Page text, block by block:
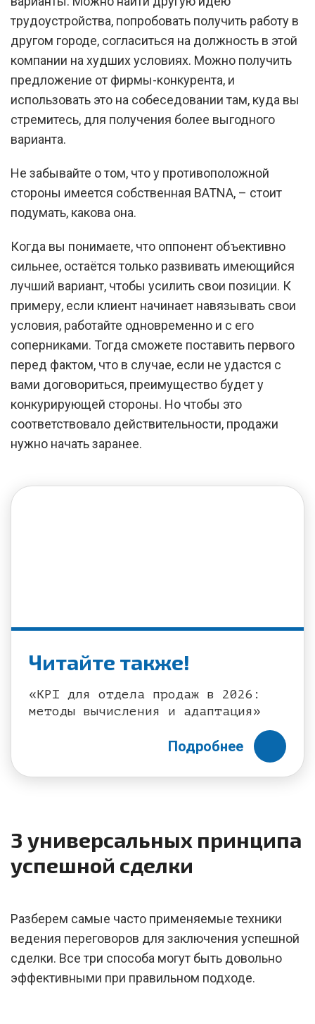
трудоустройства, попробовать получить работу в
другом городе, согласиться на должность в этой
компании на худших условиях. Можно получить
предложение от фирмы-конкурента, и
использовать это на собеседовании там, куда вы
стремитесь, для получения более выгодного
варианта.
Не забывайте о том, что у противоположной
стороны имеется собственная BATNA, – стоит
подумать, какова она.
Когда вы понимаете, что оппонент объективно
сильнее, остаётся только развивать имеющийся
лучший вариант, чтобы усилить свои позиции. К
примеру, если клиент начинает навязывать свои
условия, работайте одновременно и с его
соперниками. Тогда сможете поставить первого
перед фактом, что в случае, если не удастся с
вами договориться, преимущество будет у
конкурирующей стороны. Но чтобы это
соответствовало действительности, продажи
нужно начать заранее.
Читайте также!
«KPI для отдела продаж в 2026:
методы вычисления и адаптация»
Подробнее
3 универсальных принципа
успешной сделки
Разберем самые часто применяемые техники
ведения переговоров для заключения успешной
сделки. Все три способа могут быть довольно
эффективными при правильном подходе.